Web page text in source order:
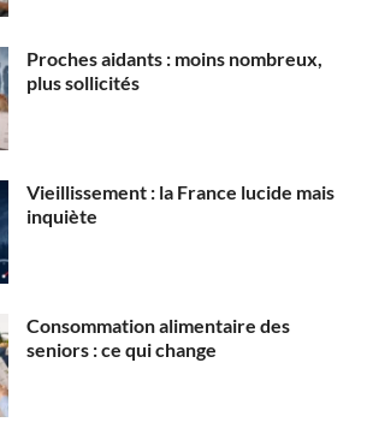
Proches aidants : moins nombreux,
plus sollicités
Vieillissement : la France lucide mais
inquiète
Consommation alimentaire des
seniors : ce qui change